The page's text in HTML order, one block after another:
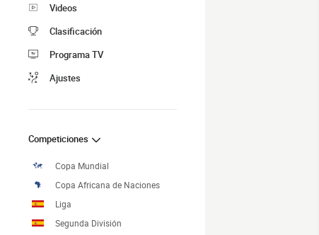
Videos
Clasificación
Programa TV
Ajustes
Competiciones
Copa Mundial
Copa Africana de Naciones
Liga
Segunda División